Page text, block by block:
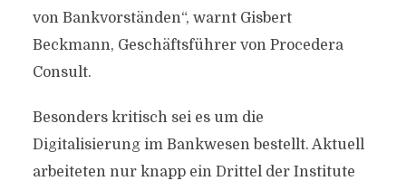
von Bankvorständen“, warnt Gisbert
Beckmann, Geschäftsführer von Procedera
Consult.
Besonders kritisch sei es um die
Digitalisierung im Bankwesen bestellt. Aktuell
arbeiteten nur knapp ein Drittel der Institute